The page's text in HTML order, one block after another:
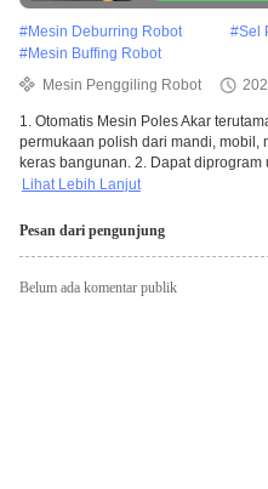
#Mesin Deburring Robot #Sel
#Mesin Buffing Robot
Mesin Penggiling Robot
1. Otomatis Mesin Poles Akar
permukaan polish dari mandi, mobil,
keras bangunan. 2. Dapat
Lihat Lebih Lanjut
Pesan dari pengunjung
Belum ada komentar publik